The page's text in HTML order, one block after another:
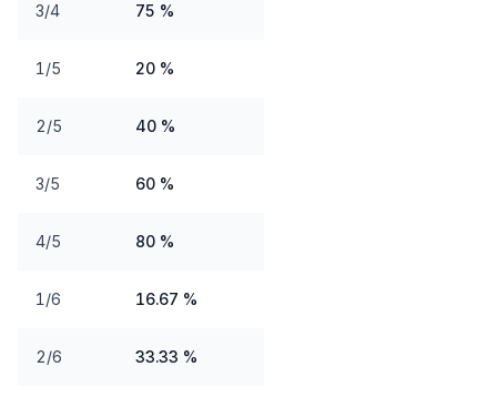
3/4 75 %
1/5 20 %
2/5 40 %
3/5 60 %
4/5 80 %
1/6 16.67 %
2/6 33.33 %